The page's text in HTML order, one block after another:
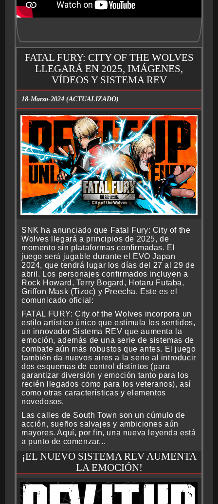
FATAL FURY: CITY OF THE WOLVES
LLEGARÁ EN 2025, IMÁGENES,
VÍDEOS Y SISTEMA REV
18-Marzo-2024 (ACTUALIZADO)
SNK ha anunciado que Fatal Fury: City of the
Wolves llegará a principios de 2025, de
momento sin plataformas confirmadas. El
juego será jugable durante el EVO Japan
2024, que tendrá lugar los días del 27 al 29 de
abril. Los personajes confirmados incluyen a
Rock Howard, Terry Bogard, Hotaru Futaba,
Griffon Mask (Tizoc) y Preecha. Este es el
comunicado oficial:
FATAL FURY: City of the Wolves incorpora un
estilo artístico único que estimula los sentidos,
un innovador Sistema REV que aumenta la
emoción, además de una serie de sistemas de
combate aún más robustos que antes. El juego
también da nuevos aires a la serie al introducir
dos esquemas de control distintos (para
garantizar diversión y emoción tanto para los
recién llegados como para los veteranos), así
como otras características y elementos
novedosos.
Las calles de South Town son un cúmulo de
acción, sueños salvajes y ambiciones aún
mayores. Aquí, por fin, una nueva leyenda está
a punto de comenzar...
¡EL NUEVO SISTEMA REV AUMENTA
LA EMOCIÓN!